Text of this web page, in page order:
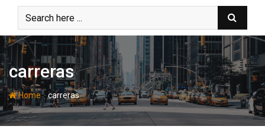
content
carreras
Home-carreras